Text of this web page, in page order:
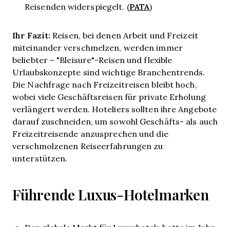
Reisenden widerspiegelt. (PATA)
Ihr Fazit: Reisen, bei denen Arbeit und Freizeit
miteinander verschmelzen, werden immer
beliebter – "Bleisure"-Reisen und flexible
Urlaubskonzepte sind wichtige Branchentrends.
Die Nachfrage nach Freizeitreisen bleibt hoch,
wobei viele Geschäftsreisen für private Erholung
verlängert werden. Hoteliers sollten ihre Angebote
darauf zuschneiden, um sowohl Geschäfts- als auch
Freizeitreisende anzusprechen und die
verschmolzenen Reiseerfahrungen zu
unterstützen.
Führende Luxus-Hotelmarken